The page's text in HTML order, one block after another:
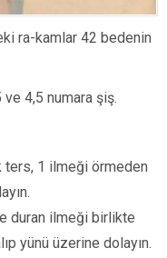
ra-kamlar 42 bedenin
ve 4,5 numara şiş.
ters, 1 ilmeği örmeden
duran ilmeği birlikte
yünü üzerine dolayın.